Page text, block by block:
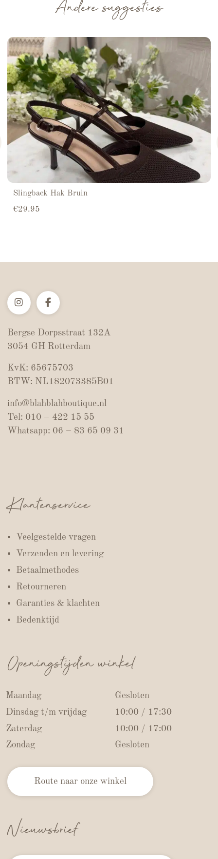
Andere suggesties
Slingback Hak Bruin
€29.95
Bergse Dorpsstraat 132A
3054 GH Rotterdam
KvK: 65675703
BTW: NL182073385B01
info@blahblahboutique.nl
Tel: 010 – 422 15 55
Whatsapp: 06 – 83 65 09 31
Klantenservice
Veelgestelde vragen
Verzenden en levering
Betaalmethodes
Retourneren
Garanties & klachten
Bedenktijd
Openingstijden winkel
Maandag
Gesloten
Dinsdag t/m vrijdag
10:00 / 17:30
Zaterdag
10:00 / 17:00
Zondag
Gesloten
Route naar onze winkel
Nieuwsbrief